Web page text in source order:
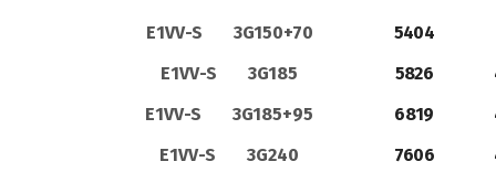
E1VV-S 3G150+70
5404
E1VV-S 3G185
5826
E1VV-S 3G185+95
6819
E1VV-S 3G240
7606